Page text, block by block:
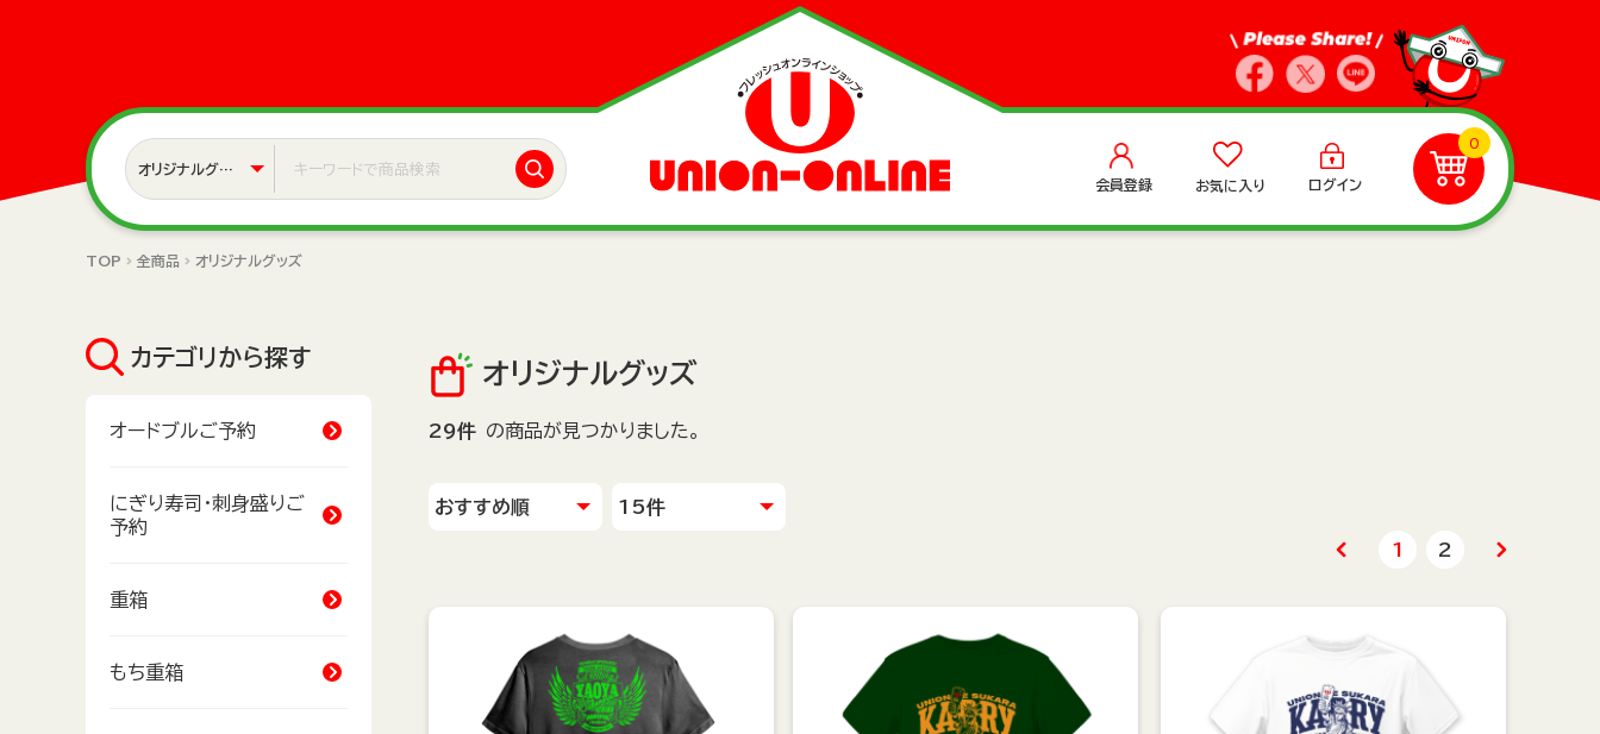
会員登録 お気に入り ログイン
0
TOP 全商品 オリジナルグッズ
オリジナルグッズ
29件 の商品が見つかりました。
1 2
カテゴリから探す
オードブルご予約
にぎり寿司・刺身盛りご
予約
重箱
もち重箱